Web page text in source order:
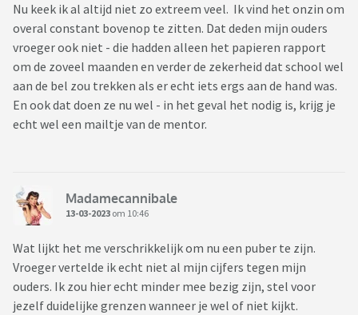
Nu keek ik al altijd niet zo extreem veel. Ik vind het onzin om
overal constant bovenop te zitten. Dat deden mijn ouders
vroeger ook niet - die hadden alleen het papieren rapport
om de zoveel maanden en verder de zekerheid dat school wel
aan de bel zou trekken als er echt iets ergs aan de hand was.
En ook dat doen ze nu wel - in het geval het nodig is, krijg je
echt wel een mailtje van de mentor.
Madamecannibale
13-03-2023 om 10:46
Wat lijkt het me verschrikkelijk om nu een puber te zijn.
Vroeger vertelde ik echt niet al mijn cijfers tegen mijn
ouders. Ik zou hier echt minder mee bezig zijn, stel voor
jezelf duidelijke grenzen wanneer je wel of niet kijkt.